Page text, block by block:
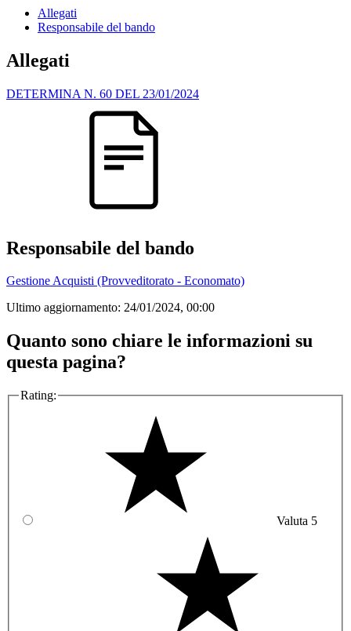
Allegati
Responsabile del bando
Allegati
DETERMINA N. 60 DEL 23/01/2024
Responsabile del bando
Gestione Acquisti (Provveditorato - Economato)
Ultimo aggiornamento: 24/01/2024, 00:00
Quanto sono chiare le informazioni su
questa pagina?
Rating:
Valuta 5